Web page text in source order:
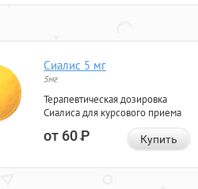
Сиалис 5 мг
5мг
Терапевтическая дозировка
Сиалиса для курсового приема
от 60Р Купить